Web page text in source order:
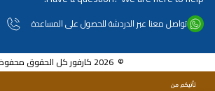
تواصل معنا عبر الدردشة للحصول على المساعدة
© 2026 كارفور كل الحقوق محفوظة